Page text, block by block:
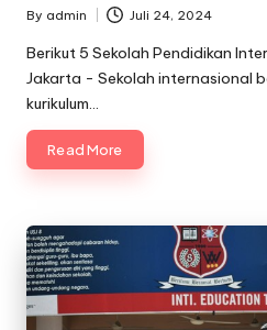
Posted
by
By admin Juli 24, 2024
Berikut 5 Sekolah Pendidikan
Jakarta - Sekolah internasional
kurikulum…
Read More